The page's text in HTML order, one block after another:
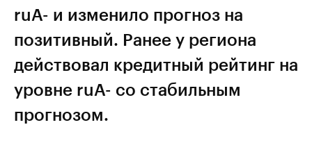
ruА- и изменило прогноз на
позитивный. Ранее у региона
действовал кредитный рейтинг на
уровне ruA- со стабильным
прогнозом.